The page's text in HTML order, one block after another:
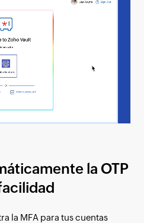
la OTP
la MFA para tus cuentas